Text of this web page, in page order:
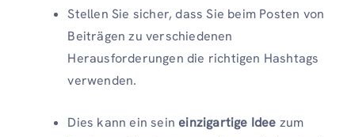
Stellen Sie sicher, dass Sie beim Posten von
Beiträgen zu verschiedenen
Herausforderungen die richtigen Hashtags
verwenden.
Dies kann ein seineinzigartige Idee zum